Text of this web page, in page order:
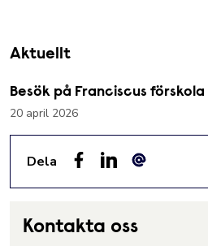
Aktuellt
Besök på Franciscus förskola
20 april 2026
Dela
Kontakta oss